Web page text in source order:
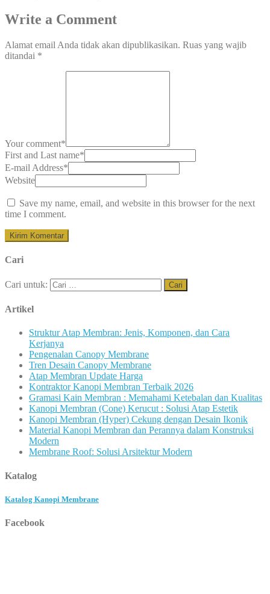
Write a Comment
Alamat email Anda tidak akan dipublikasikan. Ruas yang wajib
ditandai *
Your comment*
First and Last name*
E-mail Address*
Website
Save my name, email, and website in this browser for the next
time I comment.
Cari
Cari untuk:
Artikel
Struktur Atap Membran: Jenis, Komponen, dan Cara
Kerjanya
Pengenalan Canopy Membrane
Tren Desain Canopy Membrane
Atap Membran Update Harga
Kontraktor Kanopi Membran Terbaik 2026
Gramasi Kain Membran : Memahami Ketebalan dan Kualitas
Kanopi Membran (Cone) Kerucut : Solusi Atap Estetik
Kanopi Membran (Hyper) Cekung dengan Desain Ikonik
Material Kanopi Membran dan Perannya dalam Konstruksi
Modern
Membrane Roof: Solusi Arsitektur Modern
Katalog
Katalog Kanopi Membrane
Facebook